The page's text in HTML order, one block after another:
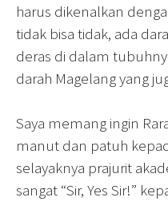
harus dikenalkan
tidak bisa tidak, ada
deras di dalam
darah Magelang yang
Saya memang ingin
manut dan patuh
selayaknya prajurit
sangat “Sir, Yes Sir!”